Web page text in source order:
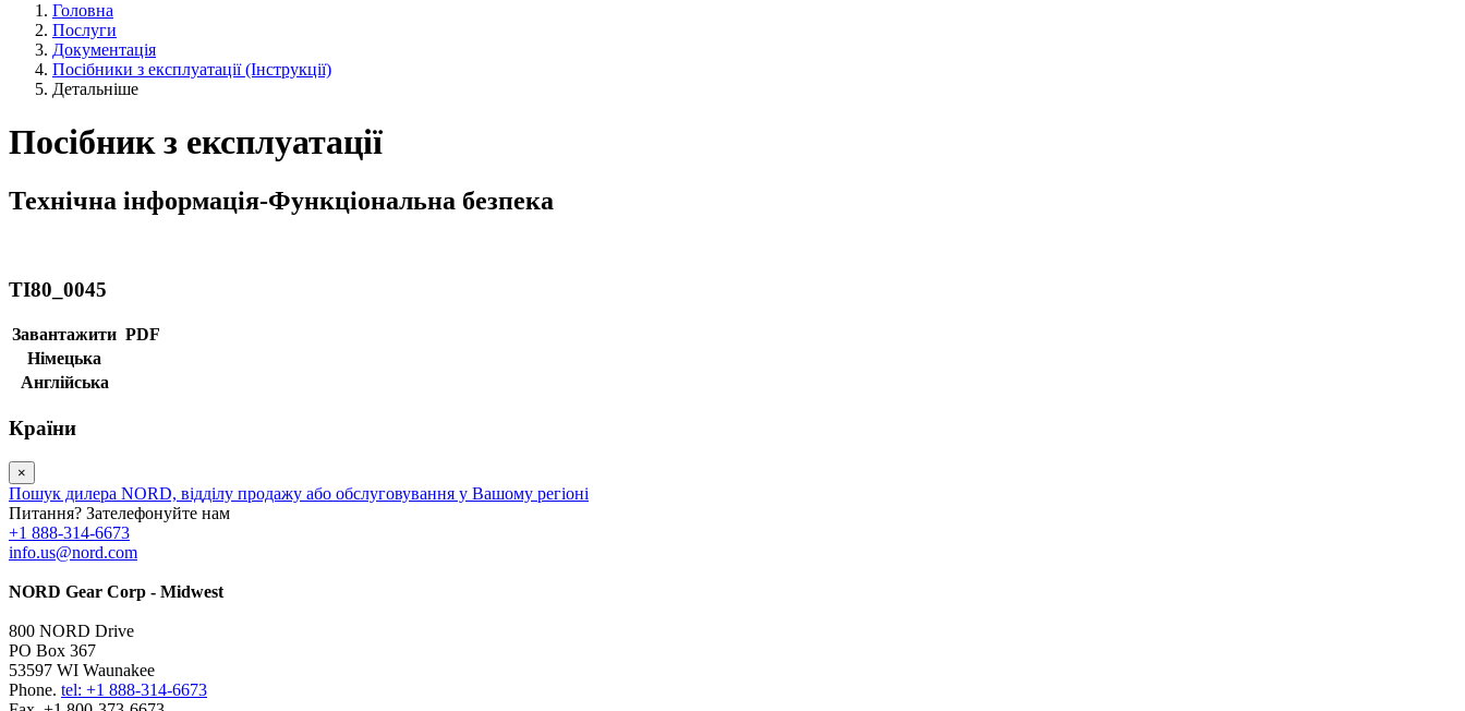
Головна
Послуги
Документація
Посібники з експлуатації (Інструкції)
Детальніше
Посібник з експлуатації
Технічна інформація-Функціональна безпека
TI80_0045
Завантажити PDF
Німецька
Англійська
Країни
×
Пошук дилера NORD, відділу продажу або обслуговування у Вашому регіоні
Питання? Зателефонуйте нам
+1 888-314-6673
info.us@nord.com
NORD Gear Corp - Midwest
800 NORD Drive
PO Box 367
53597 WI Waunakee
Phone. tel: +1 888-314-6673